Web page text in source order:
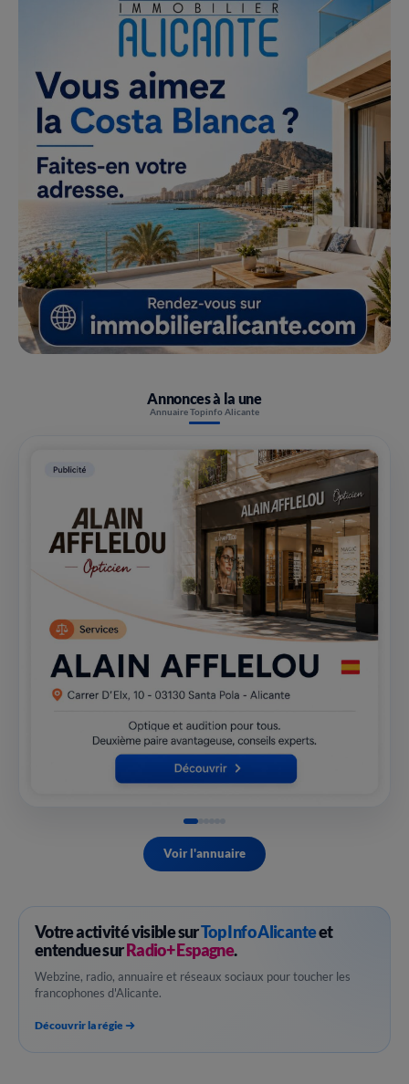
Annonces à la une
Annuaire Topinfo Alicante
Voir l'annuaire
Votre activité visible surTop Info Alicanteet
entendue surRadio+ Espagne.
Webzine, radio, annuaire et réseaux sociaux pour toucher les
francophones d'Alicante.
Découvrir la régie